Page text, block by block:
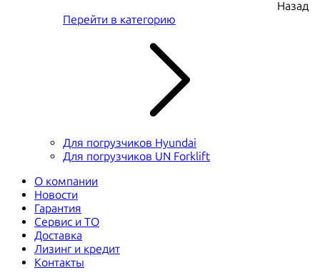
Назад
Перейти в категорию
Для погрузчиков Hyundai
Для погрузчиков UN Forklift
О компании
Новости
Гарантия
Сервис и ТО
Доставка
Лизинг и кредит
Контакты